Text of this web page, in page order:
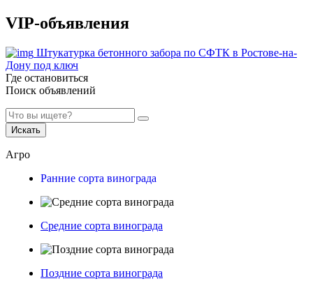
VIP-объявления
Штукатурка бетонного забора по СФТК в Ростове-на-
Дону под ключ
Где остановиться
Поиск объявлений
Искать
Агро
Ранние сорта винограда
Средние сорта винограда
Поздние сорта винограда